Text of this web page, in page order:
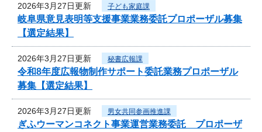
2026年3月27日更新 子ども家庭課
岐阜県意見表明等支援事業業務委託プロポーザル募集
【選定結果】
2026年3月27日更新 秘書広報課
令和8年度広報物制作サポート委託業務プロポーザル
募集【選定結果】
2026年3月27日更新 男女共同参画推進課
ぎふウーマンコネクト事業運営業務委託 プロポーザ